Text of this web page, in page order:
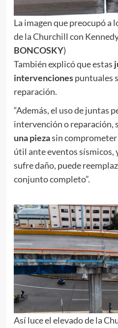
La imagen que preocupó a
de la Churchill con
BONCOSKY)
También explicó que estas
intervencionespuntuales
reparación.
“Además, el uso de juntas
intervención o reparación,
una piezasin comprometer
útil ante eventos sísmicos,
sufre daño, puede
conjunto completo”.
Así luce el elevado de la